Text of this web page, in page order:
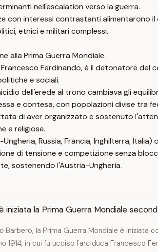
nell'escalation verso la guerra.
con interessi contrastanti alimentarono
etnici e militari complessi.
alla Prima Guerra Mondiale.
Ferdinando, è il detonatore del
e sociali.
dell'erede al trono cambiava gli
e contesa, con popolazioni divise tra
di aver organizzato e sostenuto
e religiose.
Russia, Francia, Inghilterra,
di tensione e competizione senza
sostenendo l'Austria-Ungheria.
iniziata la Prima Guerra Mondiale
Barbero, la Prima Guerra Mondiale è
1914, in cui fu ucciso l'arciduca Francesco